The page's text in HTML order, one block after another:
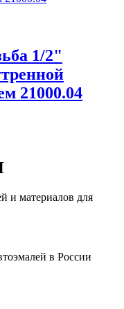
1/2"
21000.04
и материалов для
в России